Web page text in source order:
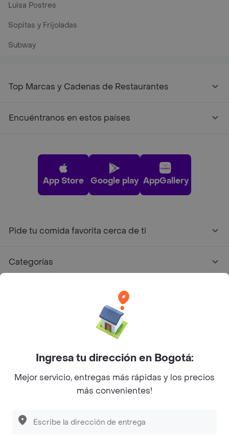
Luisa Postres
Sopitas y Frijoladas
Subway
Top Marcas y Cadenas de Restaurantes
Encuéntranos en estos países
App Store Google play AppGallery
Pide tu comida favorita cerca de ti
Categorías
Facebook
Twitter
Instagram
©2026Rappi Inc. All rights reserved.
Ingresa tu dirección en Bogotá:
Mejor servicio, entregas más rápidas y los precios
más convenientes!